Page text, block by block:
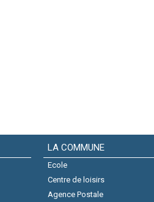
LA COMMUNE
Ecole
Centre de loisirs
Agence Postale